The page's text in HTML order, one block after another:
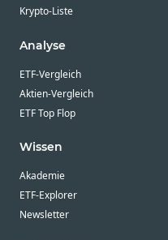
Krypto-Liste
Analyse
ETF-Vergleich
Aktien-Vergleich
ETF Top Flop
Wissen
Akademie
ETF-Explorer
Newsletter